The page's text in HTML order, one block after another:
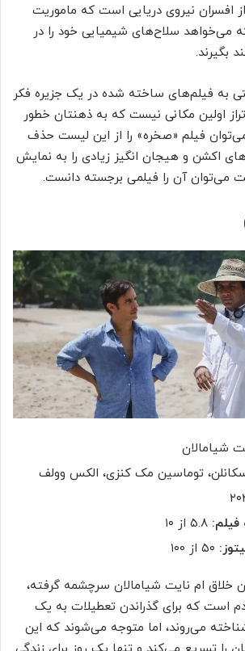
افسران نیروی دریایی است که ماموریت
که می‌خواهد سلاح‌های شیمیایی خود را در
بگیرند.
به فیلم‌های ساخته شده در یک جزیره فکر
اولین مکانی نیست که به ذهنتان خطور
فیلم «صخره» را از این لیست حذف
اکشن و هیجان انگیز زیادی را به نمایش
می‌توان آن را فیلمی برجسته دانست.
شیامالان
اسکانلن، توماسین مک کنزی، الکس وولف
فیلم:
خلاق ام نایت شیامالان سرچشمه گرفته،
است که برای گذراندن تعطیلات به یک
می‌روند، اما متوجه می‌شوند که این